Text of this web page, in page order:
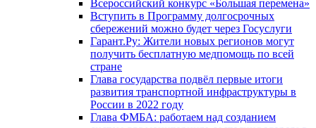
Всероссийский конкурс «Большая перемена»
Вступить в Программу долгосрочных
сбережений можно будет через Госуслуги
Гарант.Ру: Жители новых регионов могут
получить бесплатную медпомощь по всей
стране
Глава государства подвёл первые итоги
развития транспортной инфраструктуры в
России в 2022 году
Глава ФМБА: работаем над созданием